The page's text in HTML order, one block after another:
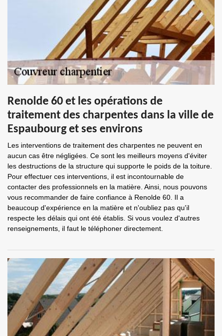
Renolde 60 et les opérations de
traitement des charpentes dans la ville de
Espaubourg et ses environs
Les interventions de traitement des charpentes ne peuvent en
aucun cas être négligées. Ce sont les meilleurs moyens d'éviter
les destructions de la structure qui supporte le poids de la toiture.
Pour effectuer ces interventions, il est incontournable de
contacter des professionnels en la matière. Ainsi, nous pouvons
vous recommander de faire confiance à Renolde 60. Il a
beaucoup d'expérience en la matière et n'oubliez pas qu'il
respecte les délais qui ont été établis. Si vous voulez d'autres
renseignements, il faut le téléphoner directement.